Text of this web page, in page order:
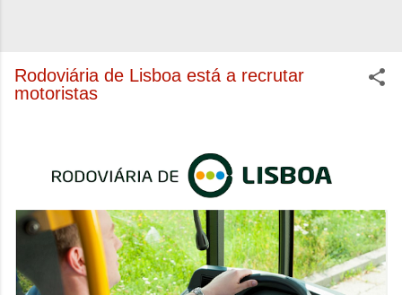
Rodoviária de Lisboa está a recrutar
motoristas